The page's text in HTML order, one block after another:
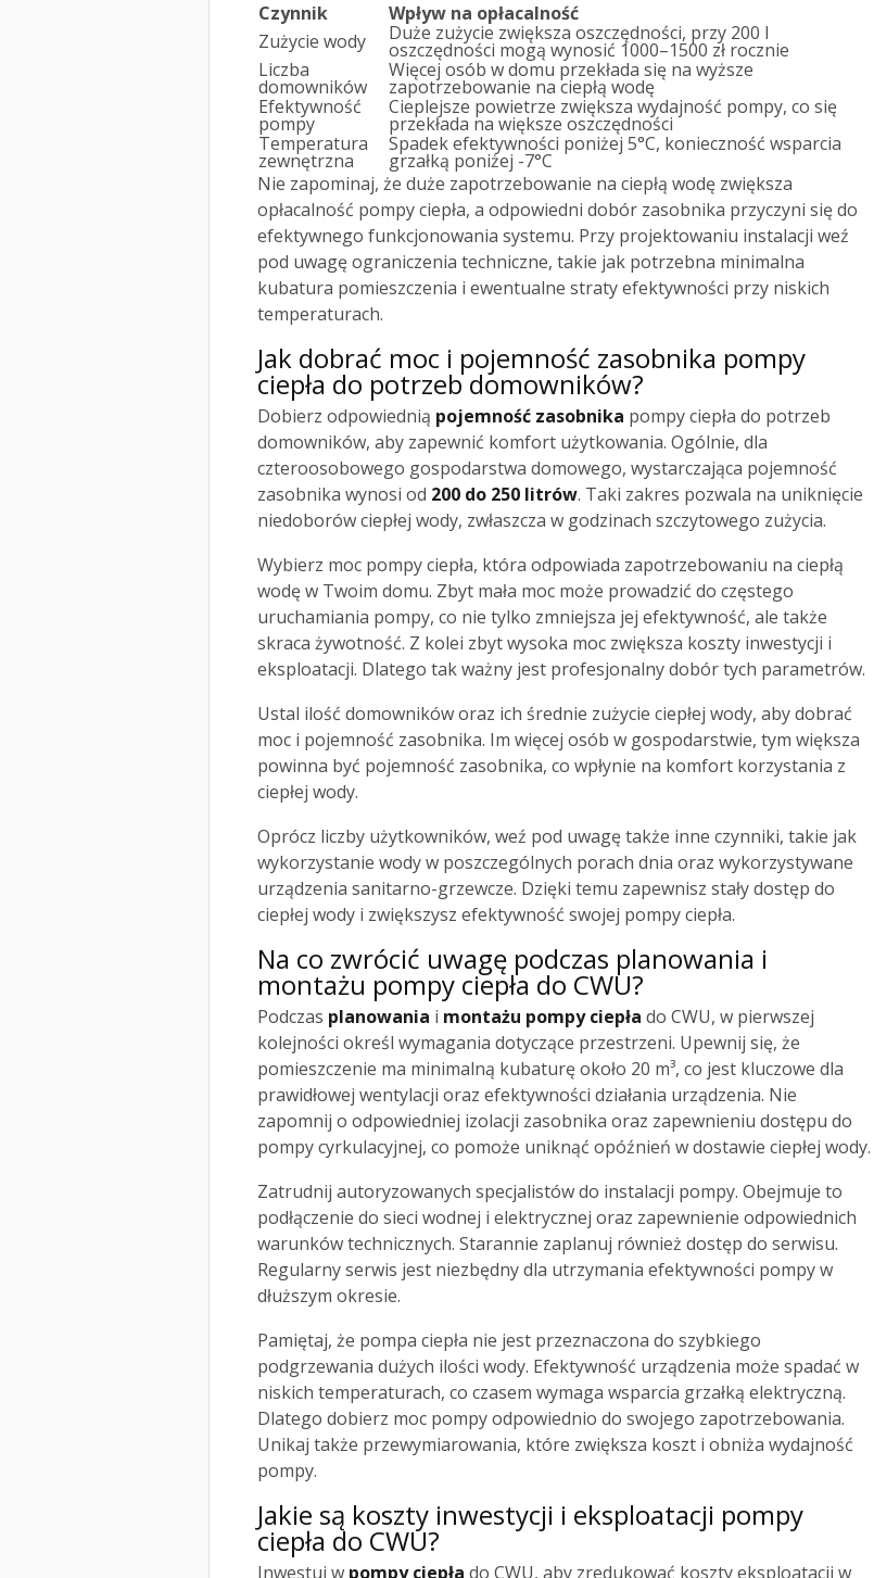
Czynnik
Wpływ na opłacalność
Zużycie wody
Duże zużycie zwiększa oszczędności, przy 200 l
oszczędności mogą wynosić 1000–1500 zł rocznie
Liczba
domowników
Więcej osób w domu przekłada się na wyższe
zapotrzebowanie na ciepłą wodę
Efektywność
pompy
Cieplejsze powietrze zwiększa wydajność pompy, co się
przekłada na większe oszczędności
Temperatura
zewnętrzna
Spadek efektywności poniżej 5°C, konieczność wsparcia
grzałką poniżej -7°C
Nie zapominaj, że duże zapotrzebowanie na ciepłą wodę zwiększa
opłacalność pompy ciepła, a odpowiedni dobór zasobnika przyczyni się do
efektywnego funkcjonowania systemu. Przy projektowaniu instalacji weź
pod uwagę ograniczenia techniczne, takie jak potrzebna minimalna
kubatura pomieszczenia i ewentualne straty efektywności przy niskich
temperaturach.
Jak dobrać moc i pojemność zasobnika pompy
ciepła do potrzeb domowników?
Dobierz odpowiednią pojemność zasobnika pompy ciepła do potrzeb
domowników, aby zapewnić komfort użytkowania. Ogólnie, dla
czteroosobowego gospodarstwa domowego, wystarczająca pojemność
zasobnika wynosi od 200 do 250 litrów. Taki zakres pozwala na uniknięcie
niedoborów ciepłej wody, zwłaszcza w godzinach szczytowego zużycia.
Wybierz moc pompy ciepła, która odpowiada zapotrzebowaniu na ciepłą
wodę w Twoim domu. Zbyt mała moc może prowadzić do częstego
uruchamiania pompy, co nie tylko zmniejsza jej efektywność, ale także
skraca żywotność. Z kolei zbyt wysoka moc zwiększa koszty inwestycji i
eksploatacji. Dlatego tak ważny jest profesjonalny dobór tych parametrów.
Ustal ilość domowników oraz ich średnie zużycie ciepłej wody, aby dobrać
moc i pojemność zasobnika. Im więcej osób w gospodarstwie, tym większa
powinna być pojemność zasobnika, co wpłynie na komfort korzystania z
ciepłej wody.
Oprócz liczby użytkowników, weź pod uwagę także inne czynniki, takie jak
wykorzystanie wody w poszczególnych porach dnia oraz wykorzystywane
urządzenia sanitarno-grzewcze. Dzięki temu zapewnisz stały dostęp do
ciepłej wody i zwiększysz efektywność swojej pompy ciepła.
Na co zwrócić uwagę podczas planowania i
montażu pompy ciepła do CWU?
Podczas planowania i montażu pompy ciepła do CWU, w pierwszej
kolejności określ wymagania dotyczące przestrzeni. Upewnij się, że
pomieszczenie ma minimalną kubaturę około 20 m³, co jest kluczowe dla
prawidłowej wentylacji oraz efektywności działania urządzenia. Nie
zapomnij o odpowiedniej izolacji zasobnika oraz zapewnieniu dostępu do
pompy cyrkulacyjnej, co pomoże uniknąć opóźnień w dostawie ciepłej wody.
Zatrudnij autoryzowanych specjalistów do instalacji pompy. Obejmuje to
podłączenie do sieci wodnej i elektrycznej oraz zapewnienie odpowiednich
warunków technicznych. Starannie zaplanuj również dostęp do serwisu.
Regularny serwis jest niezbędny dla utrzymania efektywności pompy w
dłuższym okresie.
Pamiętaj, że pompa ciepła nie jest przeznaczona do szybkiego
podgrzewania dużych ilości wody. Efektywność urządzenia może spadać w
niskich temperaturach, co czasem wymaga wsparcia grzałką elektryczną.
Dlatego dobierz moc pompy odpowiednio do swojego zapotrzebowania.
Unikaj także przewymiarowania, które zwiększa koszt i obniża wydajność
pompy.
Jakie są koszty inwestycji i eksploatacji pompy
ciepła do CWU?
Inwestuj w pompy ciepła do CWU, aby zredukować koszty eksploatacji w